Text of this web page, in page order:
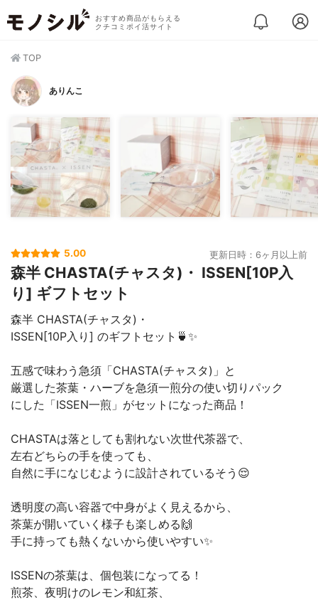
おすすめ商品がもらえる
クチコミポイ活サイト
TOP
ありんこ
5.00 更新日時：6ヶ月以上前
森半 CHASTA(チャスタ)・ ISSEN[10P入
り] ギフトセット
森半 CHASTA(チャスタ)・
ISSEN[10P入り] のギフトセット🍵✨
五感で味わう急須「CHASTA(チャスタ)」と
厳選した茶葉・ハーブを急須一煎分の使い切りパック
にした「ISSEN一煎」がセットになった商品！
CHASTAは落としても割れない次世代茶器で、
左右どちらの手を使っても、
自然に手になじむように設計されているそう😌
透明度の高い容器で中身がよく見えるから、
茶葉が開いていく様子も楽しめる🙌
手に持っても熱くないから使いやすい✨
ISSENの茶葉は、個包装になってる！
煎茶、夜明けのレモン和紅茶、